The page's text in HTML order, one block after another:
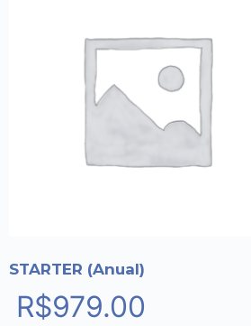
STARTER (Anual)
R$979.00